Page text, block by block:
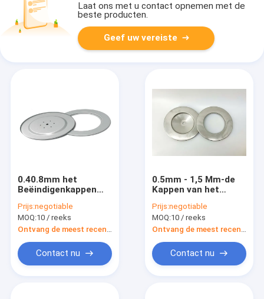
Laat ons met u contact opnemen met de
beste producten.
Geef uw vereiste
0.40.8mm het
Beëindigenkappen
Hydrophobic Dekking
van de Luchtfilter
Prijs:negotiable
MOQ:10 / reeks
Contact nu
0.5mm - 1,5 Mm-de
Kappen van het
plastiek bespoten
K4046 AF26413
Prijs:negotiable
MOQ:10 / reeks
Contact nu